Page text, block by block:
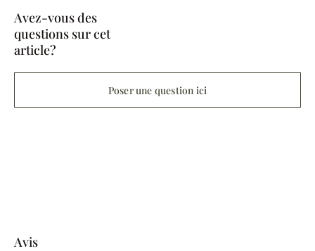
Avez-vous des
questions sur cet
article?
Poser une question ici
Avis